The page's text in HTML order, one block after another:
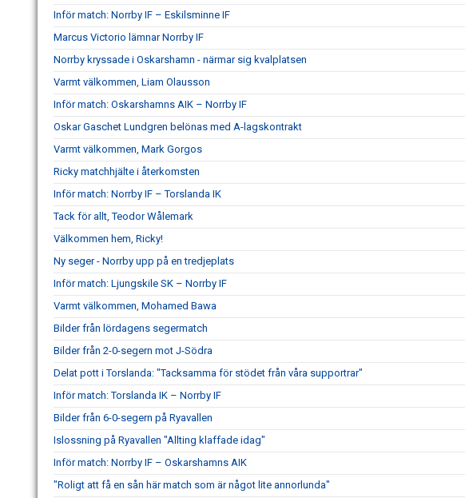
Inför match: Norrby IF – Eskilsminne IF
Marcus Victorio lämnar Norrby IF
Norrby kryssade i Oskarshamn - närmar sig kvalplatsen
Varmt välkommen, Liam Olausson
Inför match: Oskarshamns AIK – Norrby IF
Oskar Gaschet Lundgren belönas med A-lagskontrakt
Varmt välkommen, Mark Gorgos
Ricky matchhjälte i återkomsten
Inför match: Norrby IF – Torslanda IK
Tack för allt, Teodor Wålemark
Välkommen hem, Ricky!
Ny seger - Norrby upp på en tredjeplats
Inför match: Ljungskile SK – Norrby IF
Varmt välkommen, Mohamed Bawa
Bilder från lördagens segermatch
Bilder från 2-0-segern mot J-Södra
Delat pott i Torslanda: "Tacksamma för stödet från våra supportrar"
Inför match: Torslanda IK – Norrby IF
Bilder från 6-0-segern på Ryavallen
Islossning på Ryavallen "Allting klaffade idag"
Inför match: Norrby IF – Oskarshamns AIK
"Roligt att få en sån här match som är något lite annorlunda"